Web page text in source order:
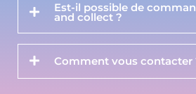
Est-il possible de
and collect ?
Comment vous contacter